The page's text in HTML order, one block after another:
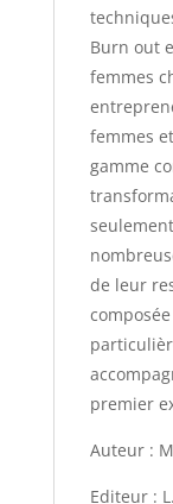
Burn out
femmes
femmes
gamme
de leur
premier
Auteur :
Editeur :